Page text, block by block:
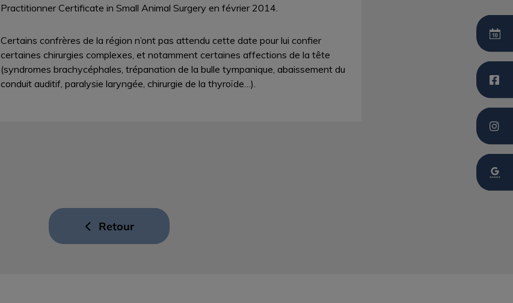
Practitionner Certificate in Small Animal Surgery en février 2014.
Certains confrères de la région n’ont pas attendu cette date pour lui confier
certaines chirurgies complexes, et notamment certaines affections de la tête
(syndromes brachycéphales, trépanation de la bulle tympanique, abaissement du
conduit auditif, paralysie laryngée, chirurgie de la thyroïde…).
Retour